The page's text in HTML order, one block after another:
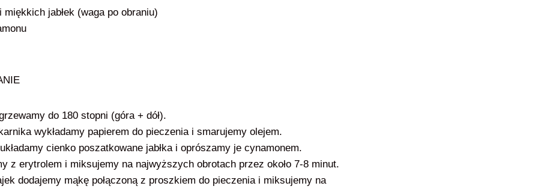
miękkich jabłek (waga po obraniu)
do 180 stopni (góra + dół).
wykładamy papierem do pieczenia i smarujemy olejem.
cienko poszatkowane jabłka i oprószamy je cynamonem.
z erytrolem i miksujemy na najwyższych obrotach przez około 7-8 minut.
dodajemy mąkę połączoną z proszkiem do pieczenia i miksujemy na